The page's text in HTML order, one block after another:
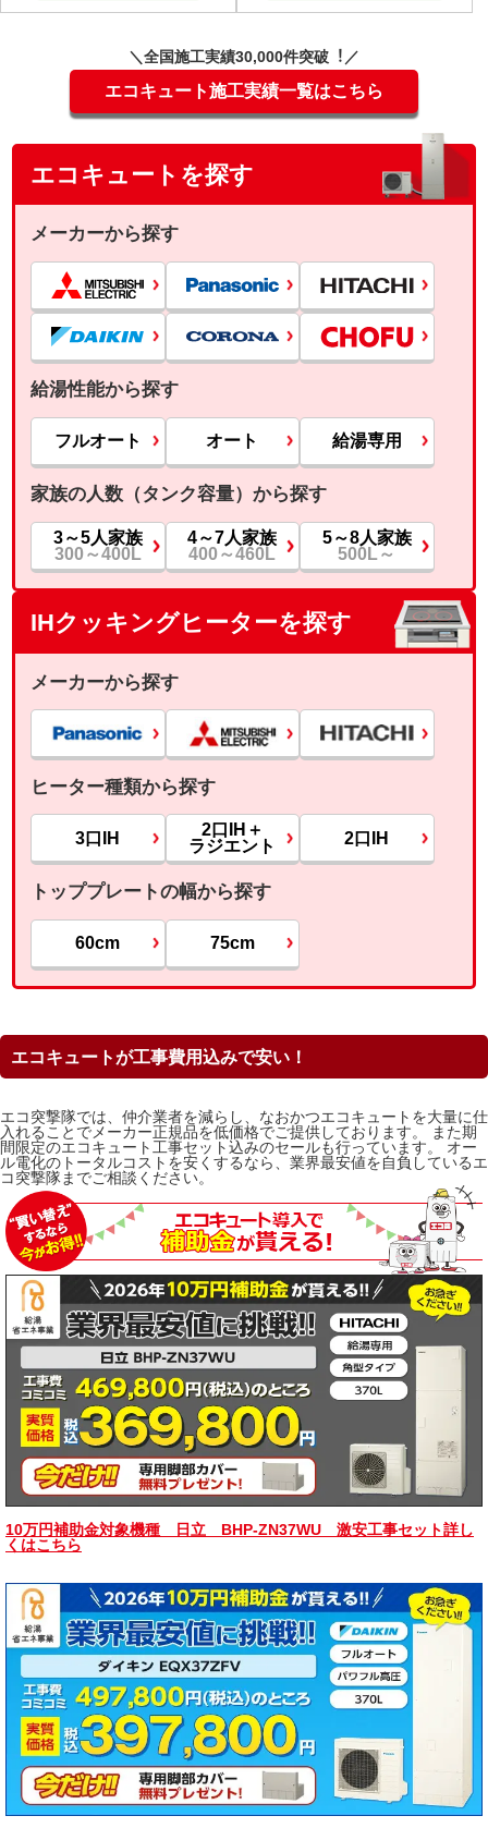
＼全国施⼯実績30,000件突破︕／
エコキュート施工実績一覧はこちら
エコキュートを探す
メーカーから探す
給湯性能から探す
フルオート オート 給湯専用
家族の人数（タンク容量）から探す
3～5人家族
300～400L
4～7人家族
400～460L
5～8人家族
500L～
IHクッキングヒーターを探す
メーカーから探す
ヒーター種類から探す
3口IH
2口IH＋
ラジエント
2口IH
トッププレートの幅から探す
60cm 75cm
エコキュートが工事費用込みで安い！
エコ突撃隊では、仲介業者を減らし、なおかつエコキュートを大量に仕
入れることでメーカー正規品を低価格でご提供しております。 また期
間限定のエコキュート工事セット込みのセールも行っています。 オー
ル電化のトータルコストを安くするなら、業界最安値を自負しているエ
コ突撃隊までご相談ください。
10万円補助金対象機種 日立 BHP-ZN37WU 激安工事セット詳し
くはこちら